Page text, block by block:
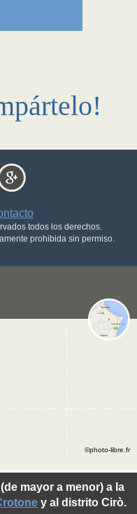
todos los derechos.
prohibida sin permiso.
mayor a menor) a la
y al distrito Cirò.
©photo-libre.fr